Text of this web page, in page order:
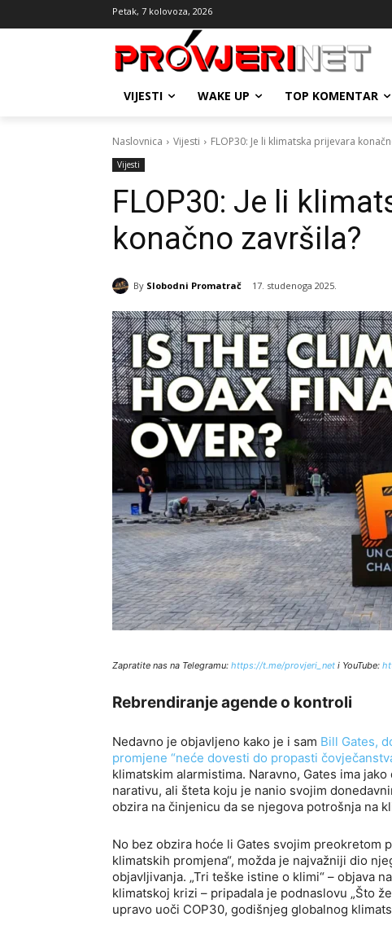
Petak, 7 kolovoza, 2026
VIJESTI WAKE UP TOP KOMENTAR
Naslovnica Vijesti FLOP30: Je li klimatska prijevara
Vijesti
FLOP30: Je li
konačno završila?
By Slobodni Promatrač 17. studenoga 2025.
Zapratite nas na Telegramu: https://t.me/provjeri_net i YouTube:
Rebrendiranje agende o kontroli
Nedavno je objavljeno kako je i sam Bill Gates,
promjene “neće dovesti do propasti
klimatskim alarmistima. Naravno, Gates ima
narativu, ali šteta koju je nanio svojim
obzira na činjenicu da se njegova potrošnja na
No bez obzira hoće li Gates svojim preokretom
klimatskih promjena“, možda je najvažniji dio
objavljivanja. „Tri teške istine o klimi“ – objava
klimatskoj krizi – pripadala je podnaslovu „Što
upravo uoči COP30, godišnjeg globalnog